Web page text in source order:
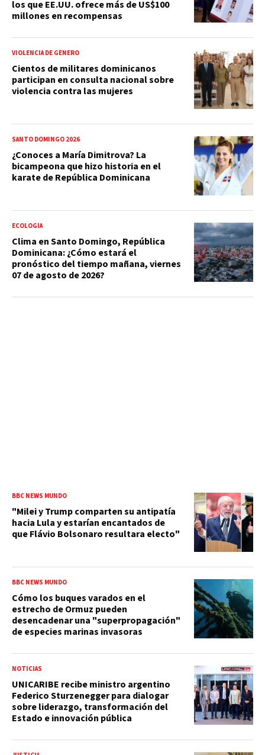
los que EE.UU. ofrece más de US$100
millones en recompensas
VIOLENCIA DE GÉNERO
Cientos de militares dominicanos
participan en consulta nacional sobre
violencia contra las mujeres
SANTO DOMINGO 2026
¿Conoces a María Dimitrova? La
bicampeona que hizo historia en el
karate de República Dominicana
ECOLOGÍA
Clima en Santo Domingo, República
Dominicana: ¿Cómo estará el
pronóstico del tiempo mañana, viernes
07 de agosto de 2026?
BBC NEWS MUNDO
"Milei y Trump comparten su antipatía
hacia Lula y estarían encantados de
que Flávio Bolsonaro resultara electo"
BBC NEWS MUNDO
Cómo los buques varados en el
estrecho de Ormuz pueden
desencadenar una "superpropagación"
de especies marinas invasoras
NOTICIAS
UNICARIBE recibe ministro argentino
Federico Sturzenegger para dialogar
sobre liderazgo, transformación del
Estado e innovación pública